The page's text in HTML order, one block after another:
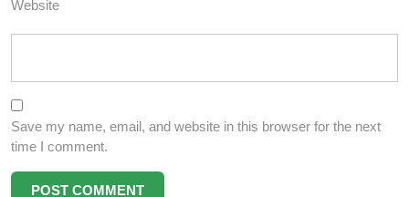
Website
Save my name, email, and website in this browser for the next
time I comment.